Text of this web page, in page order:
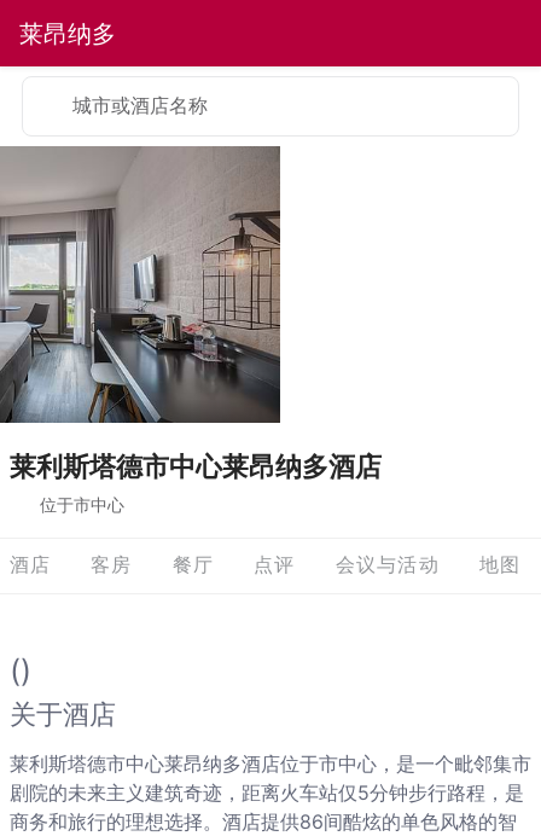
莱昂纳多
莱利斯塔德市中心莱昂纳多酒店
位于市中心
城市或酒店名称
酒店 客房 餐厅 点评 会议与活动 地图
()
关于酒店
莱利斯塔德市中心莱昂纳多酒店位于市中心，是一个毗邻集市
剧院的未来主义建筑奇迹，距离火车站仅5分钟步行路程，是
商务和旅行的理想选择。酒店提供86间酷炫的单色风格的智